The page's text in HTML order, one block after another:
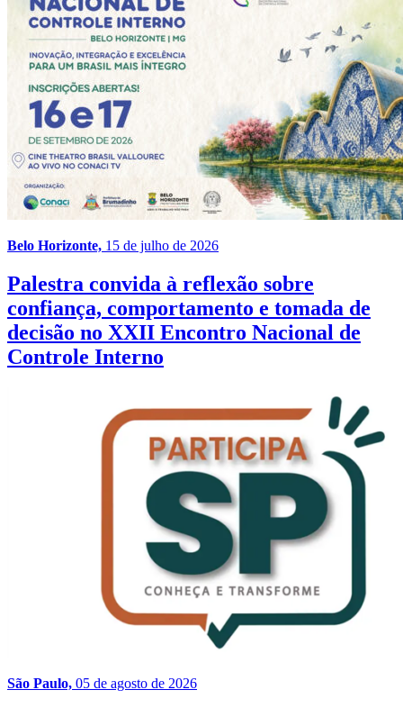
Belo Horizonte, 15 de julho de 2026
Palestra convida à reflexão sobre
confiança, comportamento e tomada de
decisão no XXII Encontro Nacional de
Controle Interno
São Paulo, 05 de agosto de 2026